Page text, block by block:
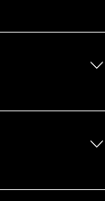
des
leider